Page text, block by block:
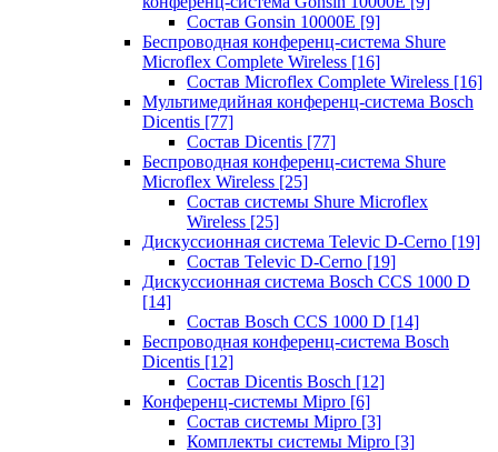
Состав Gonsin 10000E [9]
Беспроводная конференц-система Shure
Microflex Complete Wireless [16]
Состав Microflex Complete Wireless [16]
Мультимедийная конференц-система Bosch
Dicentis [77]
Состав Dicentis [77]
Беспроводная конференц-система Shure
Microflex Wireless [25]
Состав системы Shure Microflex
Wireless [25]
Дискуссионная система Televic D-Cerno [19]
Состав Televic D-Cerno [19]
Дискуссионная система Bosch CCS 1000 D
[14]
Состав Bosch CCS 1000 D [14]
Беспроводная конференц-система Bosch
Dicentis [12]
Состав Dicentis Bosch [12]
Конференц-системы Mipro [6]
Состав системы Mipro [3]
Комплекты системы Mipro [3]